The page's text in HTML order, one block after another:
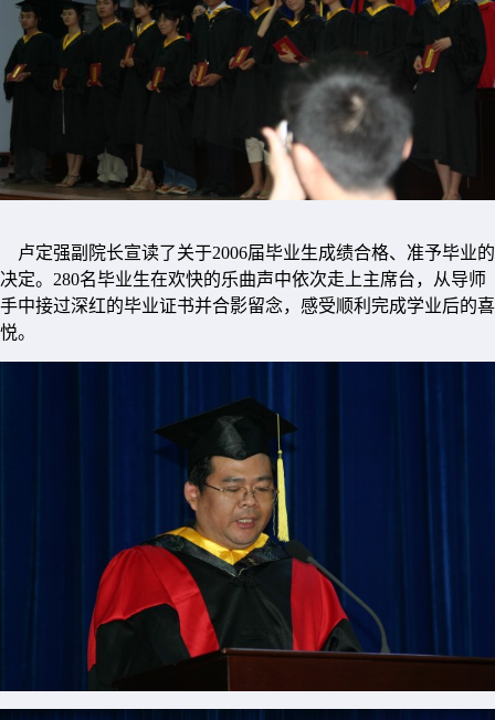
卢定强副院长宣读了关于2006届毕业生成绩合格、准予毕业的
决定。280名毕业生在欢快的乐曲声中依次走上主席台，从导师
手中接过深红的毕业证书并合影留念，感受顺利完成学业后的喜
悦。